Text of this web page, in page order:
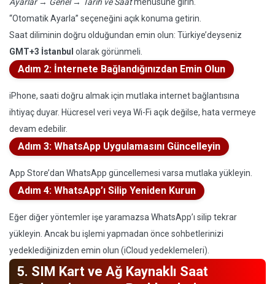
“Otomatik Ayarla” seçeneğini açık konuma getirin.
Saat diliminin doğru olduğundan emin olun: Türkiye’deyseniz
GMT+3 İstanbul olarak görünmeli.
Adım 2: İnternete Bağlandığınızdan Emin Olun
iPhone, saati doğru almak için mutlaka internet bağlantısına
ihtiyaç duyar. Hücresel veri veya Wi-Fi açık değilse, hata vermeye
devam edebilir.
Adım 3: WhatsApp Uygulamasını Güncelleyin
App Store’dan WhatsApp güncellemesi varsa mutlaka yükleyin.
Adım 4: WhatsApp’ı Silip Yeniden Kurun
Eğer diğer yöntemler işe yaramazsa WhatsApp’ı silip tekrar
yükleyin. Ancak bu işlemi yapmadan önce sohbetlerinizi
yedeklediğinizden emin olun (iCloud yedeklemeleri).
5. SIM Kart ve Ağ Kaynaklı Saat